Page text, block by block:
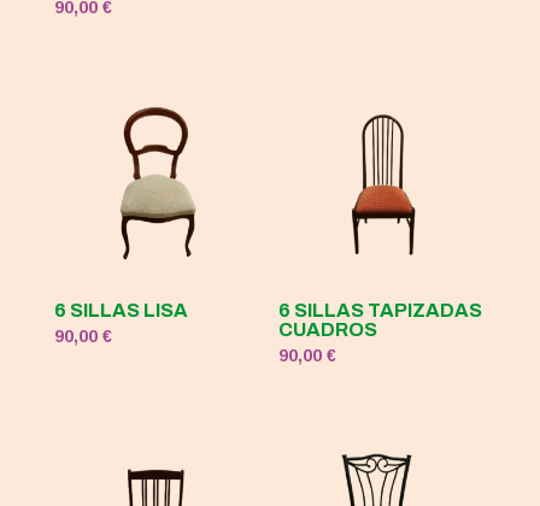
90,00 €
6 SILLAS LISA
90,00 €
6 SILLAS TAPIZADAS
CUADROS
90,00€